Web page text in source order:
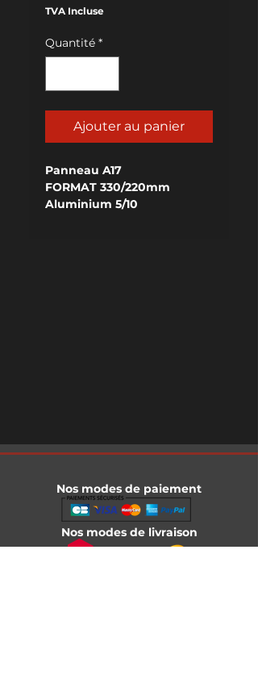
TVA Incluse
Quantité *
Ajouter au panier
Panneau A17
FORMAT 330/220mm
Aluminium 5/10
Nos modes de paiement
Nos modes de livraison